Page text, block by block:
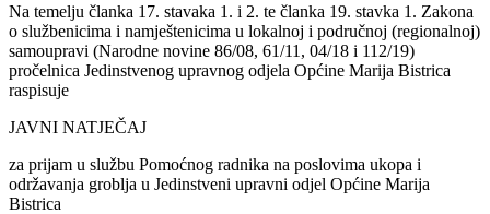
Na temelju članka 17. stavaka 1. i 2. te članka 19. stavka 1. Zakona
o službenicima i namještenicima u lokalnoj i područnoj (regionalnoj)
samoupravi (Narodne novine 86/08, 61/11, 04/18 i 112/19)
pročelnica Jedinstvenog upravnog odjela Općine Marija Bistrica
raspisuje
JAVNI NATJEČAJ
za prijam u službu Pomoćnog radnika na poslovima ukopa i
održavanja groblja u Jedinstveni upravni odjel Općine Marija
Bistrica